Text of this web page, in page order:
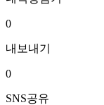
0
내보내기
0
SNS공유